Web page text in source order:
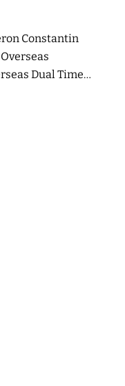
Constantin
Dual Time